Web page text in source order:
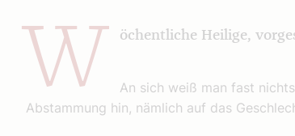
W öchentliche Heilige,
An sich weiß man fast
Abstammung hin, nämlich auf das